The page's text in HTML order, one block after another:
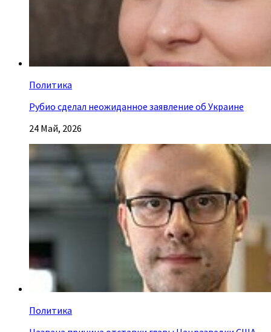
Политика
Рубио сделал неожиданное заявление об Украине
24 Май, 2026
Политика